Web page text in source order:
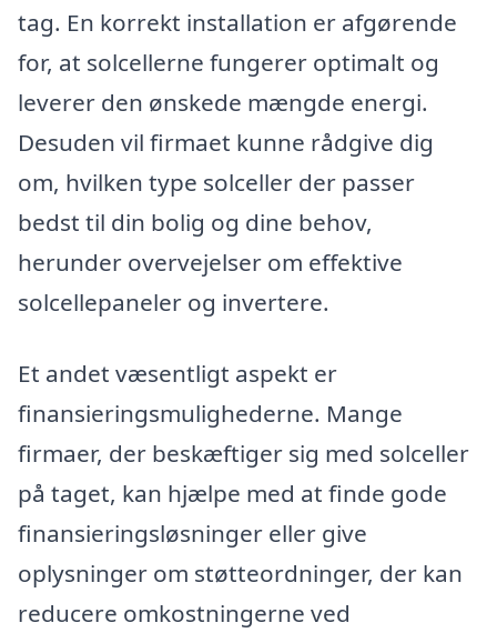
tag. En korrekt installation er afgørende
for, at solcellerne fungerer optimalt og
leverer den ønskede mængde energi.
Desuden vil firmaet kunne rådgive dig
om, hvilken type solceller der passer
bedst til din bolig og dine behov,
herunder overvejelser om effektive
solcellepaneler og invertere.
Et andet væsentligt aspekt er
finansieringsmulighederne. Mange
firmaer, der beskæftiger sig med solceller
på taget, kan hjælpe med at finde gode
finansieringsløsninger eller give
oplysninger om støtteordninger, der kan
reducere omkostningerne ved